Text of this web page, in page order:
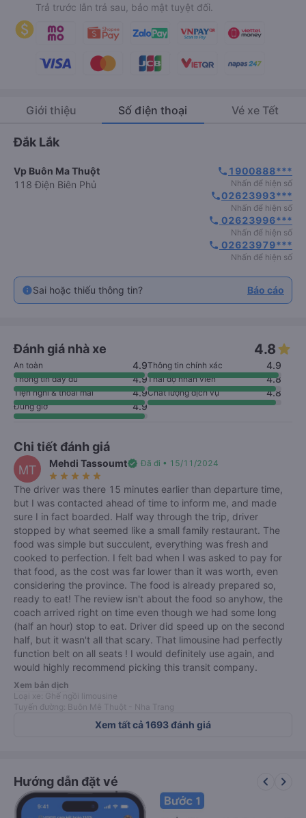
Trả trước lẫn trả sau, bảo mật tuyệt đối.
Giới thiệu Số điện thoại Vé xe Tết
Đắk Lắk
Vp Buôn Ma Thuột
118 Điện Biên Phủ
phone 1900888***
Nhấn để hiện số
phone02623993***
Nhấn để hiện số
phone 02623996***
Nhấn để hiện số
phone 02623979***
Nhấn để hiện số
Sai hoặc thiếu thông tin? Báo cáo
Đánh giá nhà xe 4.8
An toàn 4.9Thông tin chính xác 4.9
Thông tin đầy đủ 4.9Thái độ nhân viên 4.8
Tiện nghi & thoải mái 4.9Chất lượng dịch vụ 4.8
Đúng giờ 4.9
Chi tiết đánh giá
MT Mehdi Tassoumtverified Đã đi • 15/11/2024
star_rate star_rate star_rate star_rate star_rate
The driver was there 15 minutes earlier than departure time,
but I was contacted ahead of time to inform me, and made
sure I in fact boarded. Half way through the trip, driver
stopped by what seemed like a small family restaurant. The
food was simple but succulent, everything was fresh and
cooked to perfection. I felt bad when I was asked to pay for
that food, as the cost was far lower than it was worth, even
considering the province. The food is already prepared so,
ready to eat! The review isn't about the food so anyhow, the
coach arrived right on time even though we had some long
(half an hour) stop to eat. Driver did speed up on the second
half, but it wasn't all that scary. That limousine had perfectly
function belt on all seats ! I would definitely use again, and
would highly recommend picking this transit company.
Xem bản dịch
Loại xe: Ghế ngồi limousine
Tuyến đường: Buôn Mê Thuột - Nha Trang
Xem tất cả 1693 đánh giá
Hướng dẫn đặt vé keyboard_arrow_left keyboard_arrow_right